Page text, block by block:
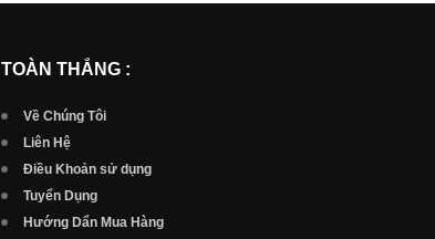
TOÀN THẮNG :
Về Chúng Tôi
Liên Hệ
Điều Khoản sử dụng
Tuyển Dụng
Hướng Dẩn Mua Hàng